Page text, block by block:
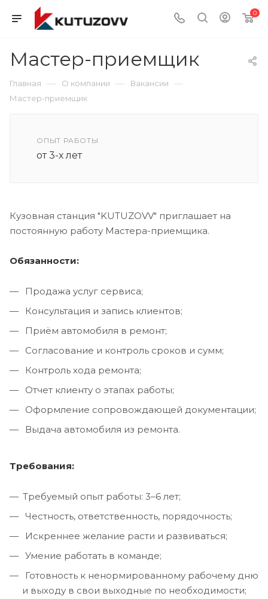
0
Мастер-приемщик
Главная — О компании — Вакансии —
Мастер-приемщик
ОПЫТ РАБОТЫ
от 3-х лет
Кузовная станция "KUTUZOVV" приглашает на
постоянную работу Мастера-приемщика.
Обязанности:
Продажа услуг сервиса;
Консультация и запись клиентов;
Приём автомобиля в ремонт;
Согласование и контроль сроков и сумм;
Контроль хода ремонта;
Отчет клиенту о этапах работы;
Оформление сопровождающей документации;
Выдача автомобиля из ремонта.
Требования:
Требуемый опыт работы: 3–6 лет;
Честность, ответственность, порядочность;
Искреннее желание расти и развиваться;
Умение работать в команде;
Готовность к ненормированному рабочему дню
и выходу в свои выходные по необходимости;